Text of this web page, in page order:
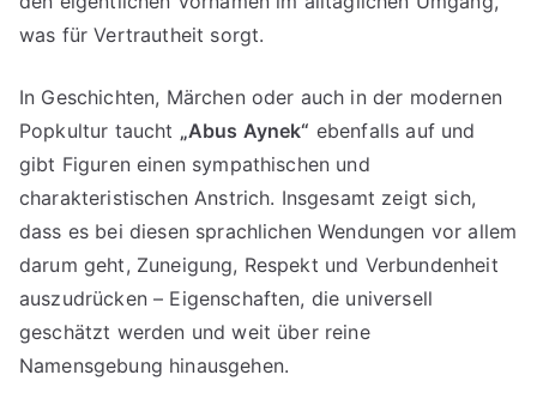
was für Vertrautheit sorgt.
In Geschichten, Märchen oder auch in der modernen
Popkultur taucht „Abus Aynek“ ebenfalls auf und
gibt Figuren einen sympathischen und
charakteristischen Anstrich. Insgesamt zeigt sich,
dass es bei diesen sprachlichen Wendungen vor allem
darum geht, Zuneigung, Respekt und Verbundenheit
auszudrücken – Eigenschaften, die universell
geschätzt werden und weit über reine
Namensgebung hinausgehen.